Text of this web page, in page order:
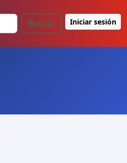
Buscar Iniciar sesión